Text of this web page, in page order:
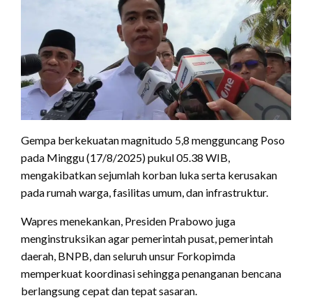
Gempa berkekuatan magnitudo 5,8 mengguncang Poso
pada Minggu (17/8/2025) pukul 05.38 WIB,
mengakibatkan sejumlah korban luka serta kerusakan
pada rumah warga, fasilitas umum, dan infrastruktur.
Wapres menekankan, Presiden Prabowo juga
menginstruksikan agar pemerintah pusat, pemerintah
daerah, BNPB, dan seluruh unsur Forkopimda
memperkuat koordinasi sehingga penanganan bencana
berlangsung cepat dan tepat sasaran.